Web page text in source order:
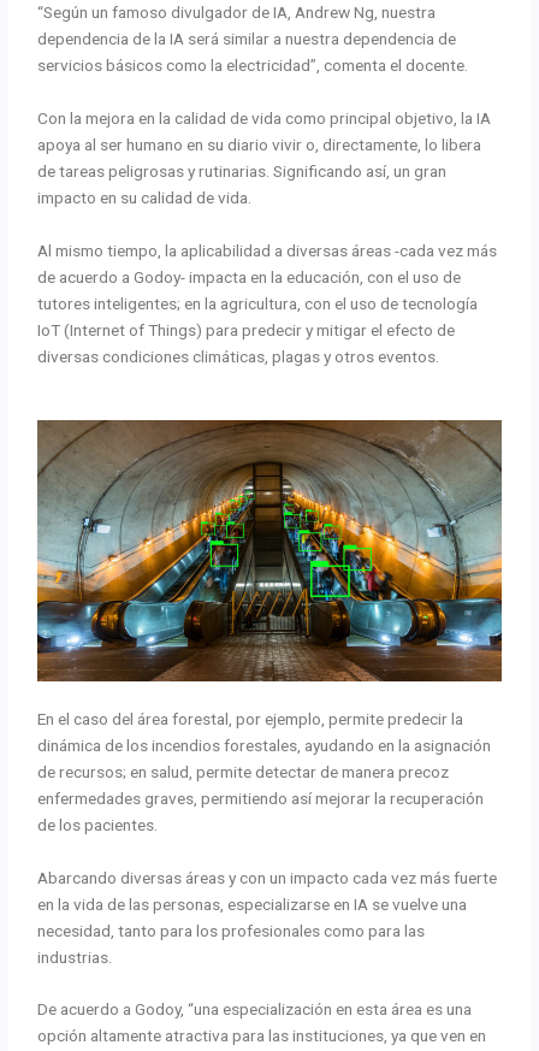
“Según un famoso divulgador de IA, Andrew Ng, nuestra
dependencia de la IA será similar a nuestra dependencia de
servicios básicos como la electricidad”, comenta el docente.
Con la mejora en la calidad de vida como principal objetivo, la IA
apoya al ser humano en su diario vivir o, directamente, lo libera
de tareas peligrosas y rutinarias. Significando así, un gran
impacto en su calidad de vida.
Al mismo tiempo, la aplicabilidad a diversas áreas -cada vez más
de acuerdo a Godoy- impacta en la educación, con el uso de
tutores inteligentes; en la agricultura, con el uso de tecnología
IoT (Internet of Things) para predecir y mitigar el efecto de
diversas condiciones climáticas, plagas y otros eventos.
En el caso del área forestal, por ejemplo, permite predecir la
dinámica de los incendios forestales, ayudando en la asignación
de recursos; en salud, permite detectar de manera precoz
enfermedades graves, permitiendo así mejorar la recuperación
de los pacientes.
Abarcando diversas áreas y con un impacto cada vez más fuerte
en la vida de las personas, especializarse en IA se vuelve una
necesidad, tanto para los profesionales como para las
industrias.
De acuerdo a Godoy, “una especialización en esta área es una
opción altamente atractiva para las instituciones, ya que ven en